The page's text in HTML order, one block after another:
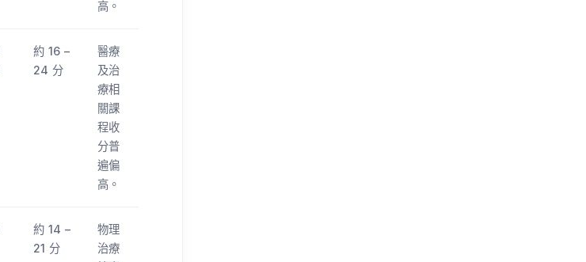
高。
約 16 –
24 分
醫療
及治
療相
關課
程收
分普
遍偏
高。
約 14 –
21 分
物理
治療